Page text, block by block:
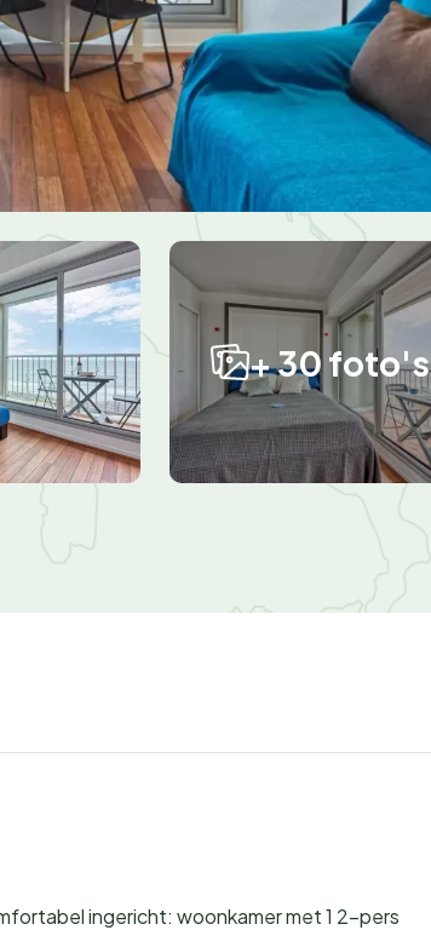
+ 30 foto's
ingericht: woonkamer met 1 2-pers